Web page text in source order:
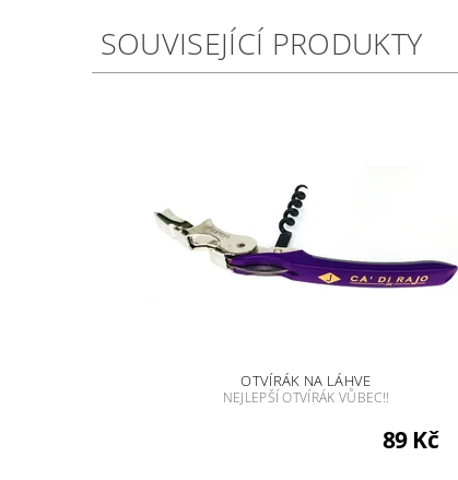
SOUVISEJÍCÍ PRODUKTY
OTVÍRÁK NA LÁHVE
NEJLEPŠÍ OTVÍRÁK VŮBEC!!
89 Kč